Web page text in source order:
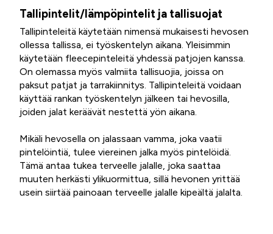
Tallipintelit/lämpöpintelit ja tallisuojat
Tallipinteleitä käytetään nimensä mukaisesti hevosen
ollessa tallissa, ei työskentelyn aikana. Yleisimmin
käytetään fleecepinteleitä yhdessä patjojen kanssa.
On olemassa myös valmiita tallisuojia, joissa on
paksut patjat ja tarrakiinnitys. Tallipinteleitä voidaan
käyttää rankan työskentelyn jälkeen tai hevosilla,
joiden jalat keräävät nestettä yön aikana.
Mikäli hevosella on jalassaan vamma, joka vaatii
pintelöintiä, tulee viereinen jalka myös pintelöidä.
Tämä antaa tukea terveelle jalalle, joka saattaa
muuten herkästi ylikuormittua, sillä hevonen yrittää
usein siirtää painoaan terveelle jalalle kipeältä jalalta.